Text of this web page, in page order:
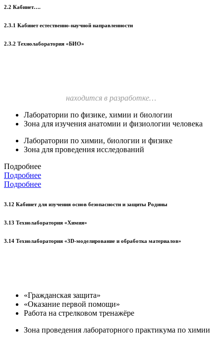
2.2 Кабинет….
2.3.1 Кабинет естественно-научной направленности
2.3.2 Технолаборатория «БИО»
находится в разработке…
Лаборатории по физике, химии и биологии
Зона для изучения анатомии и физиологии человека
Лаборатории по химии, биологии и физике
Зона для проведения исследований
Подробнее
Подробнее
Подробнее
3.12 Кабинет для изучения основ безопасности и защиты Родины
3.13 Технолаборатория «Химия»
3.14 Технолаборатория «3D-моделирование и обработка материалов»
«Гражданская защита»
«Оказание первой помощи»
Работа на стрелковом тренажёре
Зона проведения лабораторного практикума по химии